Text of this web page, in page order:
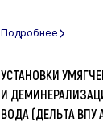
УСТАНОВКИ
И
ВОДА (ДЕЛЬТА ВПУ